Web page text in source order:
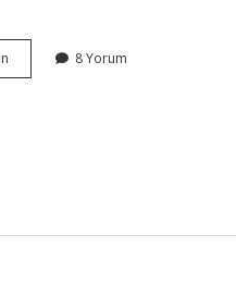
neresidir
8 Yorum